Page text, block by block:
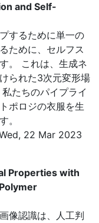
and Self-
するために単一の
ために、セルフス
。 これは、生成ネ
られた3次元変形場
たちのパイプライ
ポロジの衣服を生
。
22 Mar 2023
Properties with
像認識は、人工判